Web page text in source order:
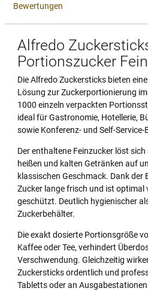
Bewertungen
Alfredo
Portionszucker
Die Alfredo Zuckersticks bieten
Lösung zur Zuckerportionierung
1000 einzeln verpackten
ideal für Gastronomie, Hotellerie,
sowie Konferenz- und Self-Service-
Der enthaltene Feinzucker löst
heißen und kalten Getränken auf
klassischen Geschmack. Dank der
Zucker lange frisch und ist optimal
geschützt. Deutlich hygienischer
Zuckerbehälter.
Die exakt dosierte Portionsgröße
Kaffee oder Tee, verhindert
Verschwendung. Gleichzeitig
Zuckersticks ordentlich und
Tabletts oder an